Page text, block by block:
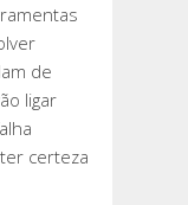
de
ligar
certeza